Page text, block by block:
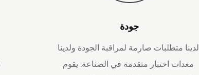
جودة
لدينا متطلبات صارمة لمراقبة الجودة ولدينا
معدات اختبار متقدمة في الصناعة. يقوم